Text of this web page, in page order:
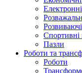
Розвиваючі
Спортивні
Пазли
Роботи та
Роботи